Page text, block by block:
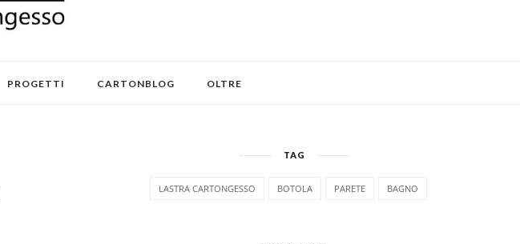
PROGETTI CARTONBLOG OLTRE
TAG
LASTRA CARTONGESSO BOTOLA PARETE BAGNO